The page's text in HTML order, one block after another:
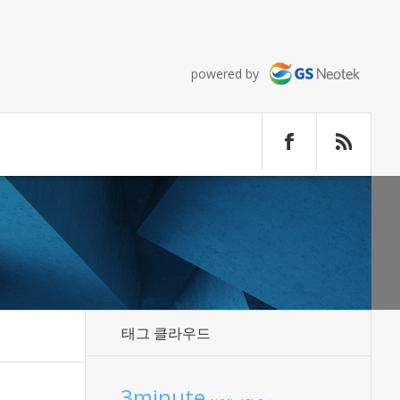
powered by
태그 클라우드